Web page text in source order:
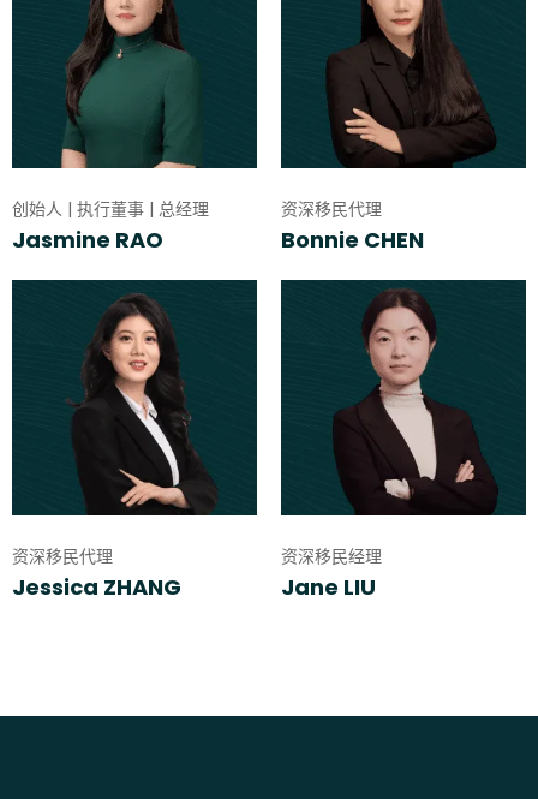
创始人 | 执行董事 | 总经理
Jasmine RAO
资深移民代理
Bonnie CHEN
资深移民代理
Jessica ZHANG
资深移民经理
Jane LIU